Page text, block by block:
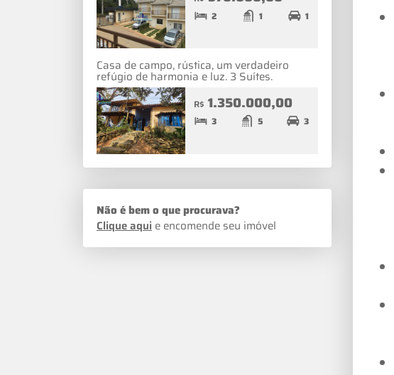
2 1 1
Casa de campo, rústica, um verdadeiro
refúgio de harmonia e luz. 3 Suítes.
R$ 1.350.000,00
3 5 3
Não é bem o que procurava?
Clique aqui e encomende seu imóvel